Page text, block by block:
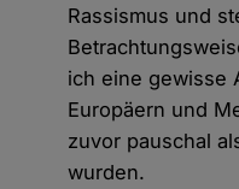
Rassismus und
ich eine gewisse
Europäern und
zuvor pauschal
wurden.